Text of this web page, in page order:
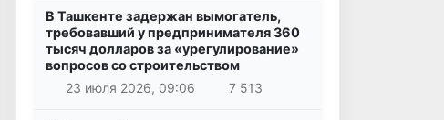
В Ташкенте задержан вымогатель,
требовавший у предпринимателя 360
тысяч долларов за «урегулирование»
вопросов со строительством
23 июля 2026, 09:06
7 513